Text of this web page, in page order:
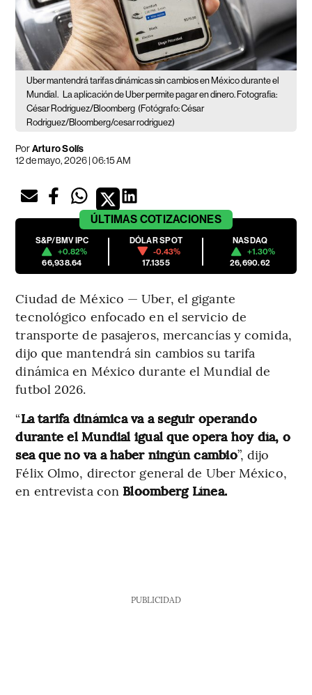
Uber mantendrá tarifas dinámicas sin cambios en México durante el
Mundial.
La aplicación de Uber permite pagar en dinero. Fotografia:
César Rodriguez/Bloomberg (Fotógrafo: César
Rodriguez/Bloomberg/cesar rodriguez)
PorArturo Solís
12 de mayo, 2026 | 06:15 AM
ÚLTIMAS COTIZACIONES
S&P/BMV IPC
+0.82%
66,938.64
DÓLAR SPOT
-0.43%
17.1355
NASDAQ
+1.30%
26,690.62
Ciudad de México — Uber, el gigante
tecnológico enfocado en el servicio de
transporte de pasajeros, mercancías y comida,
dijo que mantendrá sin cambios su tarifa
dinámica en México durante el Mundial de
futbol 2026.
“La tarifa dinámica va a seguir operando
durante el Mundial igual que opera hoy día, o
sea que no va a haber ningún cambio”, dijo
Félix Olmo, director general de Uber México,
en entrevista con Bloomberg Línea.
PUBLICIDAD